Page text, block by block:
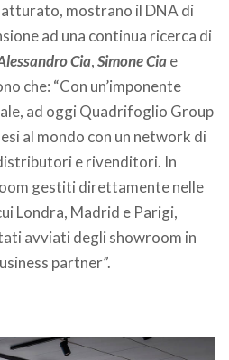
mostrano il DNA di
ad una continua ricerca di
Cia,Simone Ciae
che: “Con un’imponente
ad oggi Quadrifoglio Group
al mondo con un network di
e rivenditori. In
gestiti direttamente nelle
Londra, Madrid e Parigi,
avviati degli showroom in
partner”.